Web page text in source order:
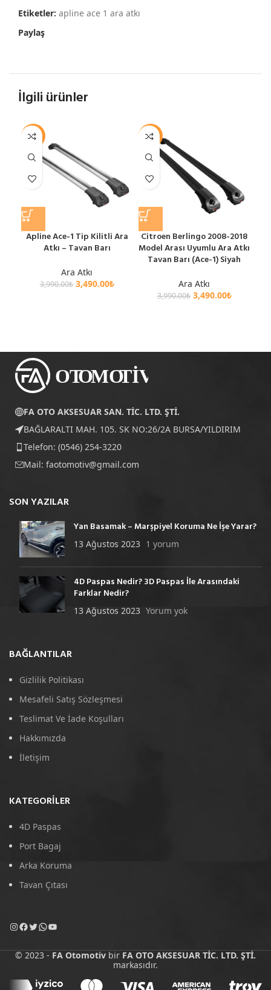
Etiketler: apline ace 1 ara atkı
Paylaş
İlgili ürünler
-13%
Apline Ace-1 Tip Kilitli Ara
Atkı – Tavan Barı
Ara Atkı
3,990.00₺ 3,490.00₺
-13%
Citroen Berlingo 2008-2018
Model Arası Uyumlu Ara Atkı
Tavan Barı (Ace-1) Siyah
Ara Atkı
3,990.00₺ 3,490.00₺
FA OTO AKSESUAR SAN. TİC. LTD. ŞTİ.
BAĞLARALTI MAH. 105. SK NO:26/2A BURSA/YILDIRIM
Telefon: (0546) 254-3220
Mail: faotomotiv@gmail.com
SON YAZILAR
Yan Basamak – Marşpiyel Koruma Ne İşe Yarar?
13 Ağustos 2023 1 yorum
4D Paspas Nedir? 3D Paspas İle Arasındaki
Farklar Nedir?
13 Ağustos 2023 Yorum yok
BAĞLANTILAR
Gizlilik Politikası
Mesafeli Satış Sözleşmesi
Teslimat Ve İade Koşulları
Hakkımızda
İletişim
KATEGORILER
4D Paspas
Port Bagaj
Arka Koruma
Tavan Çıtası
© 2023 - FA Otomotiv bir FA OTO AKSESUAR TİC. LTD. ŞTİ.
markasıdır.